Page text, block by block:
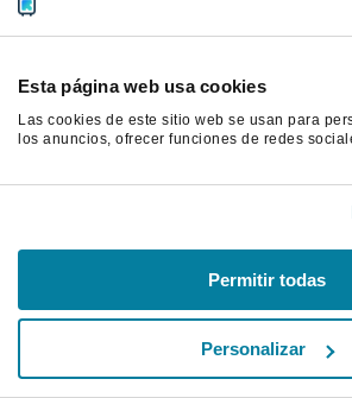
Esta página web usa cookies
Las cookies de este sitio web se usan para
los anuncios, ofrecer funciones de redes
proporcionado o que hayan recopilado a
Permitir todas
Personalizar
Actualiza la página para
Actualizar